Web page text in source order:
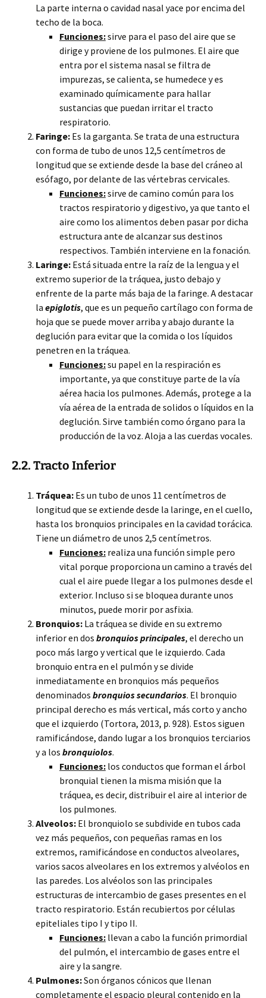
La parte interna o cavidad nasal yace por encima del
techo de la boca.
Funciones:sirve para el paso del aire que se
dirige y proviene de los pulmones. El aire que
entra por el sistema nasal se filtra de
impurezas, se calienta, se humedece y es
examinado químicamente para hallar
sustancias que puedan irritar el tracto
respiratorio.
Faringe: Es la garganta. Se trata de una estructura
con forma de tubo de unos 12,5 centímetros de
longitud que se extiende desde la base del cráneo al
esófago, por delante de las vértebras cervicales.
Funciones:sirve de camino común para los
tractos respiratorio y digestivo, ya que tanto el
aire como los alimentos deben pasar por dicha
estructura ante de alcanzar sus destinos
respectivos. También interviene en la fonación.
Laringe: Está situada entre la raíz de la lengua y el
extremo superior de la tráquea, justo debajo y
enfrente de la parte más baja de la faringe. A destacar
la epiglotis, que es un pequeño cartílago con forma de
hoja que se puede mover arriba y abajo durante la
deglución para evitar que la comida o los líquidos
penetren en la tráquea.
Funciones:su papel en la respiración es
importante, ya que constituye parte de la vía
aérea hacia los pulmones. Además, protege a la
vía aérea de la entrada de solidos o líquidos en la
deglución. Sirve también como órgano para la
producción de la voz. Aloja a las cuerdas vocales.
2.2. Tracto Inferior
Tráquea: Es un tubo de unos 11 centímetros de
longitud que se extiende desde la laringe, en el cuello,
hasta los bronquios principales en la cavidad torácica.
Tiene un diámetro de unos 2,5 centímetros.
Funciones: realiza una función simple pero
vital porque proporciona un camino a través del
cual el aire puede llegar a los pulmones desde el
exterior. Incluso si se bloquea durante unos
minutos, puede morir por asfixia.
Bronquios: La tráquea se divide en su extremo
inferior en dos bronquios principales, el derecho un
poco más largo y vertical que le izquierdo. Cada
bronquio entra en el pulmón y se divide
inmediatamente en bronquios más pequeños
denominados bronquios secundarios. El bronquio
principal derecho es más vertical, más corto y ancho
que el izquierdo (Tortora, 2013, p. 928). Estos siguen
ramificándose, dando lugar a los bronquios terciarios
y a los bronquiolos.
Funciones: los conductos que forman el árbol
bronquial tienen la misma misión que la
tráquea, es decir, distribuir el aire al interior de
los pulmones.
Alveolos: El bronquiolo se subdivide en tubos cada
vez más pequeños, con pequeñas ramas en los
extremos, ramificándose en conductos alveolares,
varios sacos alveolares en los extremos y alvéolos en
las paredes. Los alvéolos son las principales
estructuras de intercambio de gases presentes en el
tracto respiratorio. Están recubiertos por células
epiteliales tipo I y tipo II.
Funciones: llevan a cabo la función primordial
del pulmón, el intercambio de gases entre el
aire y la sangre.
Pulmones:Son órganos cónicos que llenan
completamente el espacio pleural contenido en la